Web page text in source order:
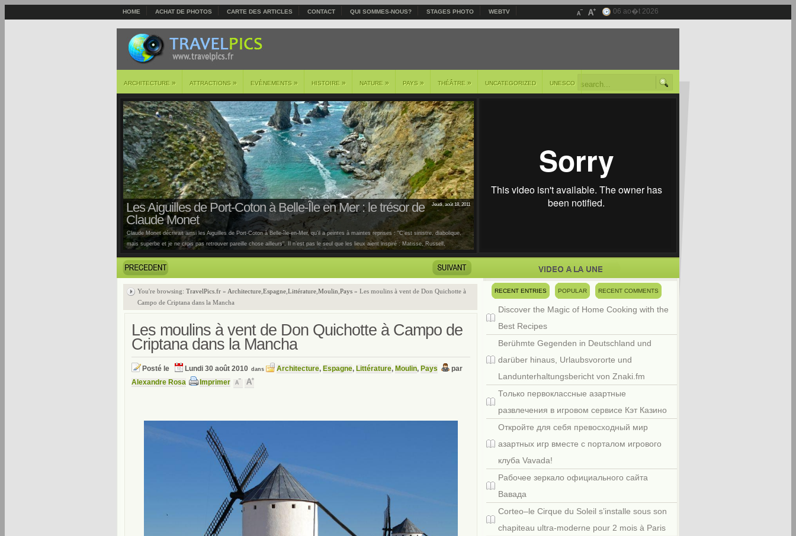
HOME ACHAT DE PHOTOS CARTE DES ARTICLES CONTACT QUI SOMMES-NOUS? STAGES PHOTO WEBTV 06 ao�t 2026
ARCHITECTURE » ATTRACTIONS » EVÈNEMENTS » HISTOIRE » NATURE » PAYS » THÉÂTRE » UNCATEGORIZED UNESCO
Jeudi, août 18, 2011
Les Aiguilles de Port-Coton à Belle-Île en Mer : le trésor de
Claude Monet
Claude Monet décrivait ainsi les Aiguilles de Port-Coton à Belle-île-en-Mer, qu’il a peintes à maintes reprises : "C’est sinistre, diabolique,
mais superbe et je ne crois pas retrouver pareille chose ailleurs". Il n’est pas le seul que les lieux aient inspiré : Matisse, Russell,
You're browsing: TravelPics.fr » Architecture Espagne Littérature Moulin Pays » Les moulins à vent de Don Quichotte à
Campo de Criptana dans la Mancha
Les moulins à vent de Don Quichotte à Campo de
Criptana dans la Mancha
Posté le Lundi 30 août 2010 dans Architecture, Espagne, Littérature, Moulin, Pays
par
Alexandre Rosa
Imprimer
RECENT ENTRIES POPULAR RECENT COMMENTS
Discover the Magic of Home Cooking with the
Best Recipes
Berühmte Gegenden in Deutschland und
darüber hinaus, Urlaubsvororte und
Landunterhaltungsbericht von Znaki.fm
Только первоклассные азартные
развлечения в игровом сервисе Кэт Казино
Откройте для себя превосходный мир
азартных игр вместе с порталом игрового
клуба Vavada!
Рабочее зеркало официального сайта
Вавада
Corteo–le Cirque du Soleil s’installe sous son
chapiteau ultra-moderne pour 2 mois à Paris